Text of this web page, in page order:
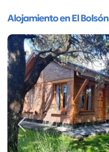
Alojamiento en El Bolsón